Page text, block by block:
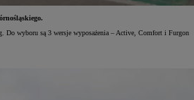
Do wyboru są 3 wersje wyposażenia – Active, Comfort i Furgon